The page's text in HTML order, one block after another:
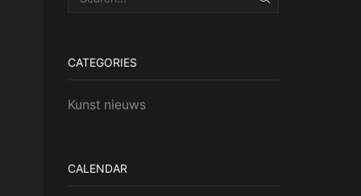
SEARCH
CATEGORIES
Kunst nieuws
CALENDAR